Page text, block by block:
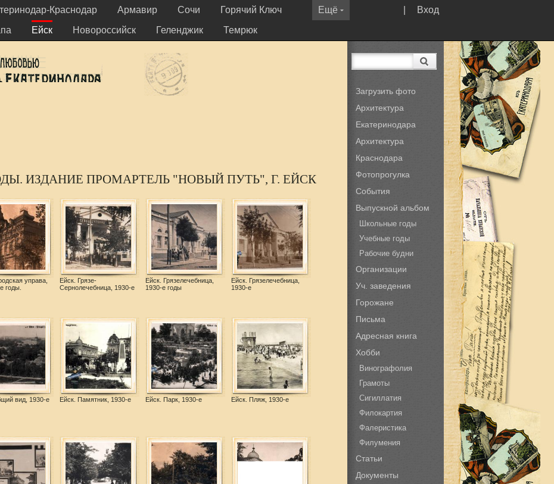
Вход
Ещё
Краснодар Армавир Сочи
Горячий Ключ
Ейск Новороссийск Геленджик Темрюк
Загрузить фото
Архитектура
Екатеринодара
Архитектура
Краснодара
Фотопрогулка
События
Выпускной альбом
Школьные годы
Учебные годы
Рабочие будни
Организации
Уч. заведения
Горожане
Письма
Адресная книга
Хобби
Винографолия
Грамоты
Сигиллатия
Филокартия
Фалеристика
Филумения
Статьи
Документы
ИЗДАНИЕ ПРОМАРТЕЛЬ "НОВЫЙ ПУТЬ", Г. ЕЙСК
управа,
годы.
Ейск. Грязе-
Сернолечебница, 1930-е
Ейск. Грязелечебница,
1930-е годы
Ейск. Грязелечебница,
1930-е
вид, 1930-е Ейск. Памятник, 1930-е Ейск. Парк, 1930-е Ейск. Пляж, 1930-е